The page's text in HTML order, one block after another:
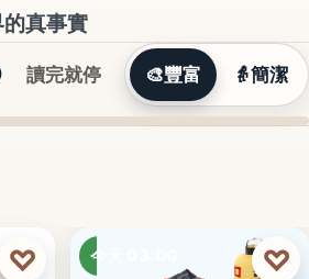
真事實
讀完就停 🎨豐富 👵簡潔
♡ 今天 03:00 ♡